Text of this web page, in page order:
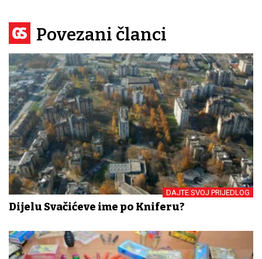
Povezani članci
DAJTE SVOJ PRIJEDLOG
Dijelu Svačićeve ime po Kniferu?